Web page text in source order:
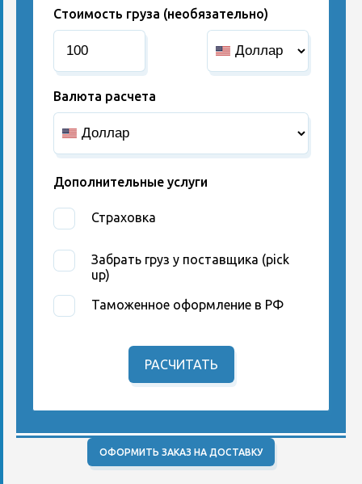
Стоимость груза (необязательно)
Валюта расчета
Дополнительные услуги
Страховка
Забрать груз у поставщика (pick
up)
Таможенное оформление в РФ
РАСЧИТАТЬ
ОФОРМИТЬ ЗАКАЗ НА ДОСТАВКУ